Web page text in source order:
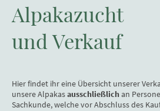
Alpakazucht
und Verkauf
Hier findet ihr eine Übersicht unserer
unsere Alpakasausschließlichan
Sachkunde, welche vor Abschluss des